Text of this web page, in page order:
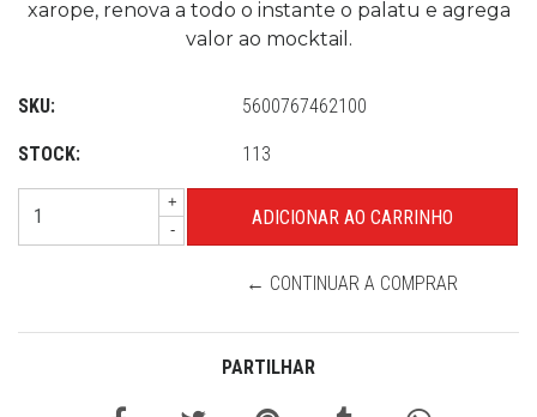
xarope, renova a todo o instante o palatu e agrega
valor ao mocktail.
SKU: 5600767462100
STOCK: 113
+
-
← CONTINUAR A COMPRAR
PARTILHAR